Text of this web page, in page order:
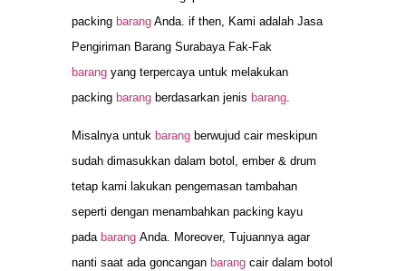
packing barang Anda. if then, Kami adalah Jasa
Pengiriman Barang Surabaya Fak-Fak
barang yang terpercaya untuk melakukan
packing barang berdasarkan jenis barang
Misalnya untuk barang berwujud cair meskipun
sudah dimasukkan dalam botol, ember & drum
tetap kami lakukan pengemasan tambahan
seperti dengan menambahkan packing kayu
pada barang Anda. Moreover, Tujuannya agar
nanti saat ada goncangan barang cair dalam botol